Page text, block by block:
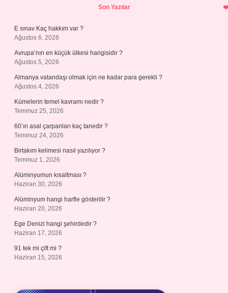
Son Yazılar
E sınav Kaç hakkım var ?
Ağustos 6, 2026
Avrupa’nın en küçük ülkesi hangisidir ?
Ağustos 5, 2026
Almanya vatandaşı olmak için ne kadar para gerekli ?
Ağustos 4, 2026
Kümelerin temel kavramı nedir ?
Temmuz 25, 2026
60’ın asal çarpanları kaç tanedir ?
Temmuz 24, 2026
Birtakım kelimesi nasıl yazılıyor ?
Temmuz 1, 2026
Alüminyumun kısaltması ?
Haziran 30, 2026
Alüminyum hangi harfle gösterilir ?
Haziran 20, 2026
Ege Denizi hangi şehirdedir ?
Haziran 17, 2026
91 tek mi çift mi ?
Haziran 15, 2026